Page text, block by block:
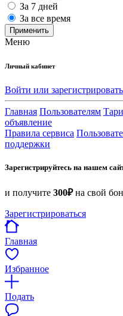
За 7 дней
За все время
Применить
Меню
Личный кабинет
Войти или
Главная Пользователям
объявление
Правила сервиса
поддержки
Зарегистрируйтесь на нашем
и получите 300₽на свой
Зарегистрироваться
Главная
Избранное
Подать